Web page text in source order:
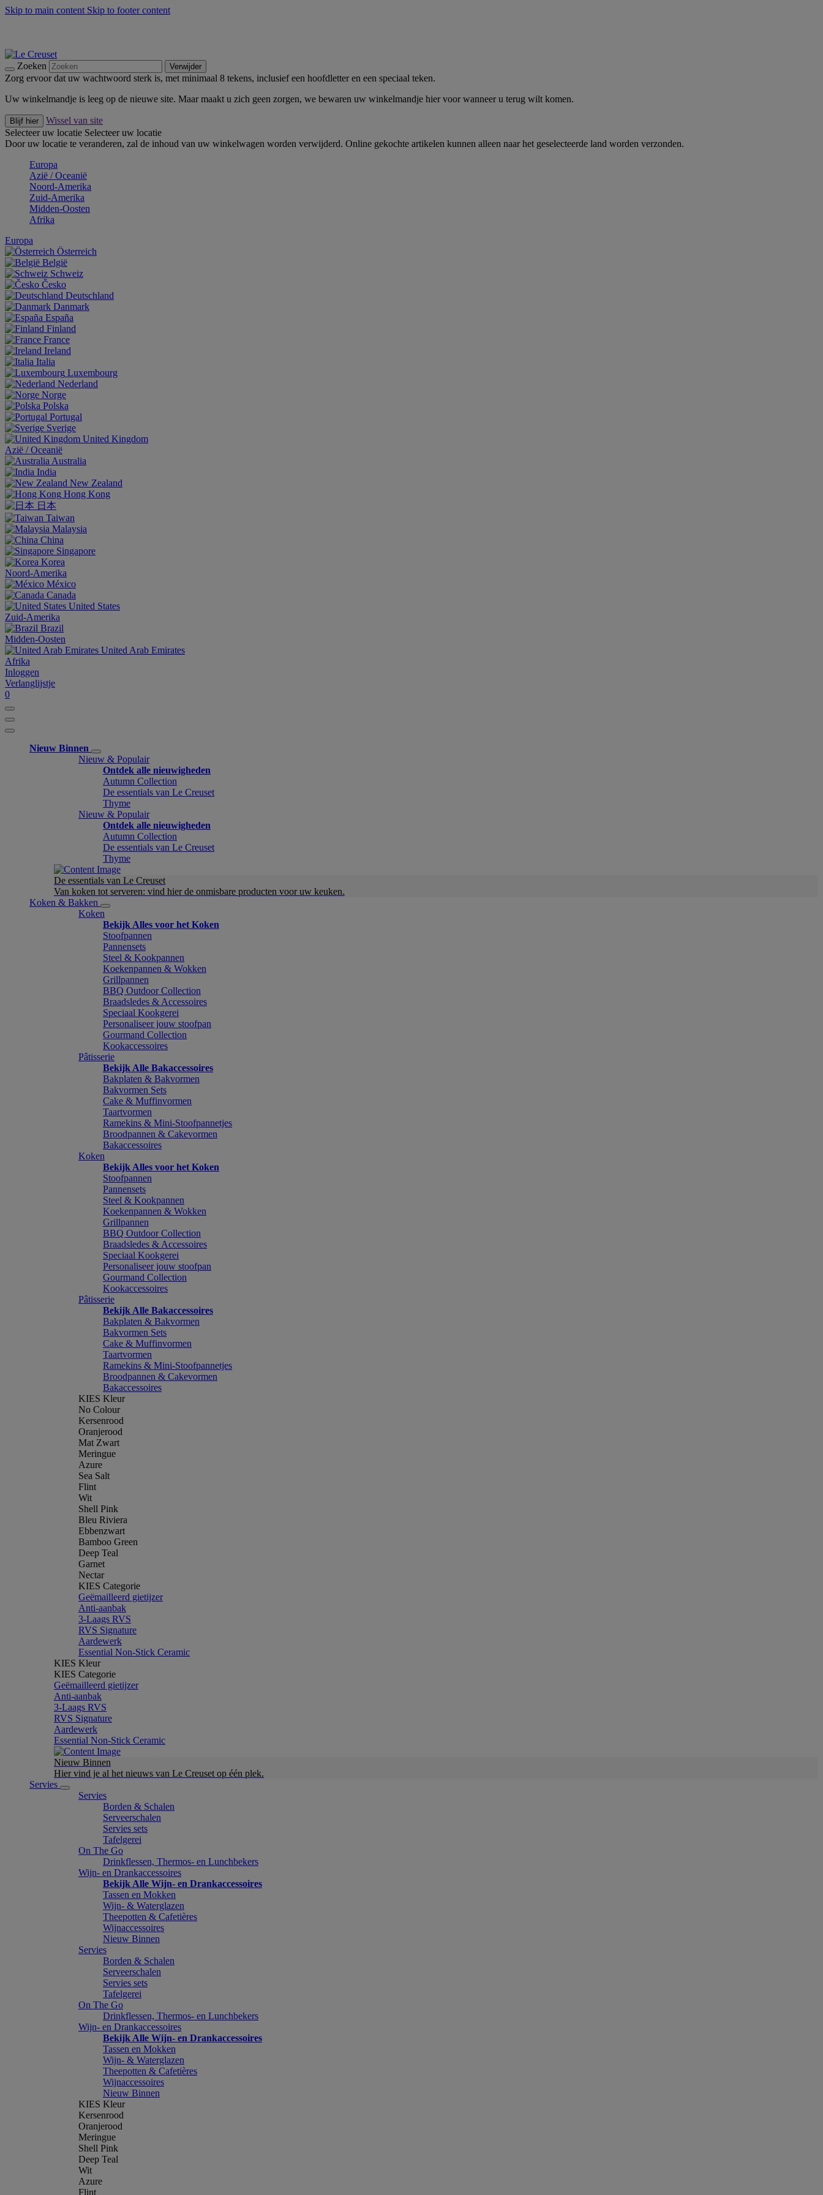
Skip to main content Skip to footer content
Zoeken Verwijder
Zorg ervoor dat uw wachtwoord sterk is, met minimaal 8 tekens, inclusief een hoofdletter en een speciaal teken.
Uw winkelmandje is leeg op de nieuwe site. Maar maakt u zich geen zorgen, we bewaren uw winkelmandje hier voor wanneer u terug wilt komen.
Blijf hier
Wissel van site
Selecteer uw locatie Selecteer uw locatie
Door uw locatie te veranderen, zal de inhoud van uw winkelwagen worden verwijderd. Online gekochte artikelen kunnen alleen naar het geselecteerde land worden verzonden.
Europa
Aziё / Oceaniё
Noord-Amerika
Zuid-Amerika
Midden-Oosten
Afrika
Europa
Österreich
België
Schweiz
Česko
Deutschland
Danmark
España
Finland
France
Ireland
Italia
Luxembourg
Nederland
Norge
Polska
Portugal
Sverige
United Kingdom
Aziё / Oceaniё
Australia
India
New Zealand
Hong Kong
日本
Taiwan
Malaysia
China
Singapore
Korea
Noord-Amerika
México
Canada
United States
Zuid-Amerika
Brazil
Midden-Oosten
United Arab Emirates
Afrika
Inloggen
Verlanglijstje
0
Nieuw Binnen
Nieuw & Populair
Ontdek alle nieuwigheden
Autumn Collection
De essentials van Le Creuset
Thyme
Nieuw & Populair
Ontdek alle nieuwigheden
Autumn Collection
De essentials van Le Creuset
Thyme
De essentials van Le Creuset
Van koken tot serveren: vind hier de onmisbare producten voor uw keuken.
Koken & Bakken
Koken
Bekijk Alles voor het Koken
Stoofpannen
Pannensets
Steel & Kookpannen
Koekenpannen & Wokken
Grillpannen
BBQ Outdoor Collection
Braadsledes & Accessoires
Speciaal Kookgerei
Personaliseer jouw stoofpan
Gourmand Collection
Kookaccessoires
Pâtisserie
Bekijk Alle Bakaccessoires
Bakplaten & Bakvormen
Bakvormen Sets
Cake & Muffinvormen
Taartvormen
Ramekins & Mini-Stoofpannetjes
Broodpannen & Cakevormen
Bakaccessoires
Koken
Bekijk Alles voor het Koken
Stoofpannen
Pannensets
Steel & Kookpannen
Koekenpannen & Wokken
Grillpannen
BBQ Outdoor Collection
Braadsledes & Accessoires
Speciaal Kookgerei
Personaliseer jouw stoofpan
Gourmand Collection
Kookaccessoires
Pâtisserie
Bekijk Alle Bakaccessoires
Bakplaten & Bakvormen
Bakvormen Sets
Cake & Muffinvormen
Taartvormen
Ramekins & Mini-Stoofpannetjes
Broodpannen & Cakevormen
Bakaccessoires
KIES Kleur
No Colour
Kersenrood
Oranjerood
Mat Zwart
Meringue
Azure
Sea Salt
Flint
Wit
Shell Pink
Bleu Riviera
Ebbenzwart
Bamboo Green
Deep Teal
Garnet
Nectar
KIES Categorie
Geëmailleerd gietijzer
Anti-aanbak
3-Laags RVS
RVS Signature
Aardewerk
Essential Non-Stick Ceramic
KIES Kleur
KIES Categorie
Geëmailleerd gietijzer
Anti-aanbak
3-Laags RVS
RVS Signature
Aardewerk
Essential Non-Stick Ceramic
Nieuw Binnen
Hier vind je al het nieuws van Le Creuset op één plek.
Servies
Servies
Borden & Schalen
Serveerschalen
Servies sets
Tafelgerei
On The Go
Drinkflessen, Thermos- en Lunchbekers
Wijn- en Drankaccessoires
Bekijk Alle Wijn- en Drankaccessoires
Tassen en Mokken
Wijn- & Waterglazen
Theepotten & Cafetières
Wijnaccessoires
Nieuw Binnen
Servies
Borden & Schalen
Serveerschalen
Servies sets
Tafelgerei
On The Go
Drinkflessen, Thermos- en Lunchbekers
Wijn- en Drankaccessoires
Bekijk Alle Wijn- en Drankaccessoires
Tassen en Mokken
Wijn- & Waterglazen
Theepotten & Cafetières
Wijnaccessoires
Nieuw Binnen
KIES Kleur
Kersenrood
Oranjerood
Meringue
Shell Pink
Deep Teal
Wit
Azure
Flint